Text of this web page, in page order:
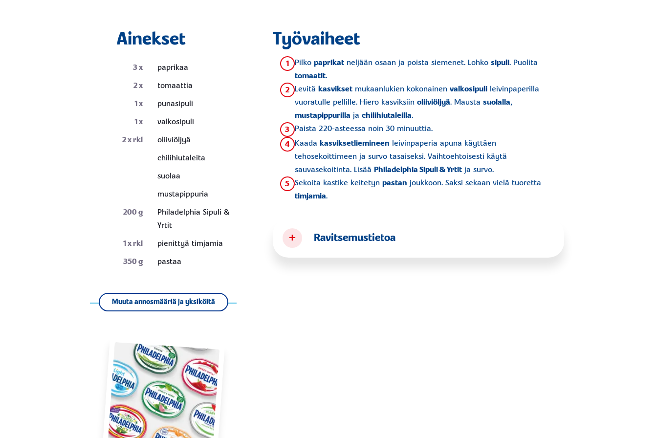
Ainekset
3x
paprikaa
2x
tomaattia
1x
punasipuli
1x
valkosipuli
2x rkl
oliiviöljyä
chilihiutaleita
suolaa
mustapippuria
200g
Philadelphia Sipuli &
Yrtit
1x rkl
pienittyä timjamia
350g pastaa
Muuta annosmääriä ja yksiköitä
Työvaiheet
1 Pilko paprikatneljään osaan ja poista siemenet. Lohko sipuli. Puolita
tomaatit.
2 Levitä kasviksetmukaanlukien kokonainen valkosipulileivinpaperilla
vuoratulle pellille. Hiero kasviksiin oliiviöljyä. Mausta suolalla,
mustapippurilla ja chilihiutaleilla.
3 Paista 220-asteessa noin 30 minuuttia.
4 Kaada kasviksetliemineen leivinpaperia apuna käyttäen
tehosekoittimeen ja survo tasaiseksi. Vaihtoehtoisesti käytä
sauvasekoitinta. Lisää Philadelphia Sipuli & Yrtitja survo.
5 Sekoita kastike keitetyn pastan joukkoon. Saksi sekaan vielä tuoretta
timjamia.
+ Ravitsemustietoa